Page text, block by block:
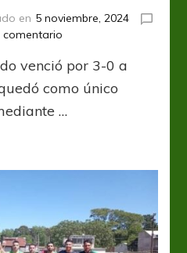
en 5 noviembre, 2024
comentario
verde
se
revancha
clasificación
venció por 3-0 a
como único
…